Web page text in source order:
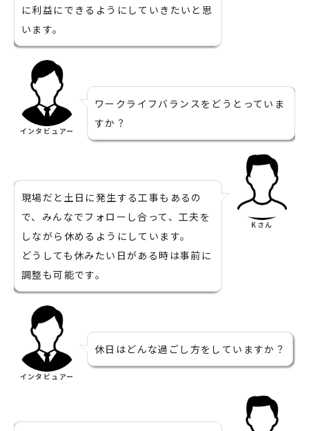
に利益にできるようにしていきたいと思
います。
インタビュアー
ワークライフバランスをどうとっていま
すか？
現場だと土日に発生する工事もあるの
で、みんなでフォローし合って、工夫を
しながら休めるようにしています。
どうしても休みたい日がある時は事前に
調整も可能です。
Kさん
インタビュアー
休日はどんな過ごし方をしていますか？